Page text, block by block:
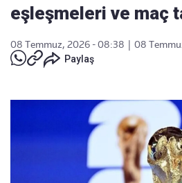
eşleşmeleri ve maç
08 Temmuz, 2026 - 08:38
08
Paylaş